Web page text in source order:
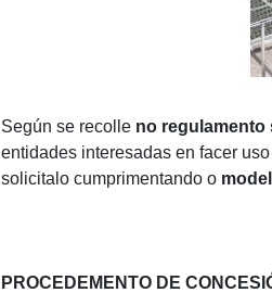
Según se recolle no regulamento
entidades interesadas en facer
solicitalo cumprimentando o
PROCEDEMENTO DE